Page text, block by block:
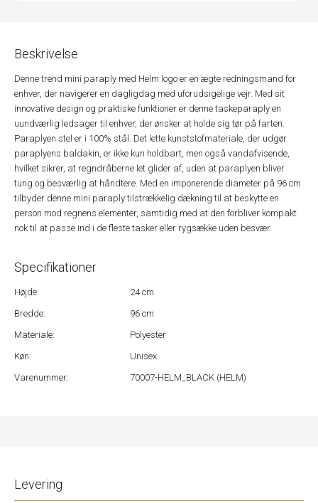
Beskrivelse
Denne trend mini paraply med Helm logo er en ægte redningsmand for
enhver, der navigerer en dagligdag med uforudsigelige vejr. Med sit
innovative design og praktiske funktioner er denne taskeparaply en
uundværlig ledsager til enhver, der ønsker at holde sig tør på farten.
Paraplyen stel er i 100% stål. Det lette kunststofmateriale, der udgør
paraplyens baldakin, er ikke kun holdbart, men også vandafvisende,
hvilket sikrer, at regndråberne let glider af, uden at paraplyen bliver
tung og besværlig at håndtere. Med en imponerende diameter på 96 cm
tilbyder denne mini paraply tilstrækkelig dækning til at beskytte en
person mod regnens elementer, samtidig med at den forbliver kompakt
nok til at passe ind i de fleste tasker eller rygsække uden besvær.
Specifikationer
Højde:
24 cm
Bredde:
96 cm
Materiale:
Polyester
Køn:
Unisex
Varenummer:
70007-HELM_BLACK (HELM)
Levering